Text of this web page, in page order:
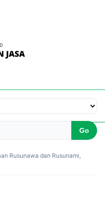
Rusunawa dan Rusunami,